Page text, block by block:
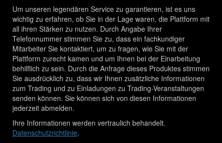
Um unseren legendären Service zu garantieren, ist es uns
wichtig zu erfahren, ob Sie in der Lage waren, die Plattform mit
all ihren Stärken zu nutzen. Durch Angabe Ihrer
Telefonnummer stimmen Sie zu, dass ein fachkundiger
Mitarbeiter Sie kontaktiert, um zu fragen, wie Sie mit der
Plattform zurecht kamen und um Ihnen bei der Einarbeitung
behilflich zu sein. Durch die Anfrage dieses Produktes stimmen
Sie ausdrücklich zu, dass wir Ihnen zusätzliche Informationen
zum Trading und zu Einladungen zu Trading-Veranstaltungen
senden können. Sie können sich von diesen Informationen
jederzeit abmelden.
Ihre Informationen werden vertraulich behandelt.
Datenschutzrichtlinie.